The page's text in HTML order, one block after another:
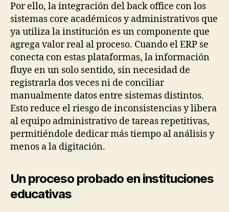
Por ello, la integración del back office con los
sistemas core académicos y administrativos que
ya utiliza la institución es un componente que
agrega valor real al proceso. Cuando el ERP se
conecta con estas plataformas, la información
fluye en un solo sentido, sin necesidad de
registrarla dos veces ni de conciliar
manualmente datos entre sistemas distintos.
Esto reduce el riesgo de inconsistencias y libera
al equipo administrativo de tareas repetitivas,
permitiéndole dedicar más tiempo al análisis y
menos a la digitación.
Un proceso probado en instituciones
educativas